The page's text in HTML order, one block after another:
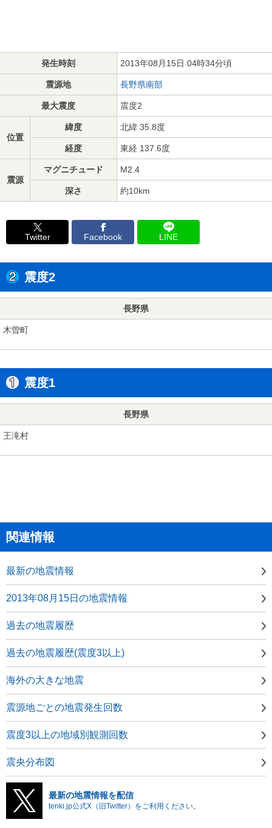
発生時刻 2013年08月15日 04時34分頃
震源地 長野県南部
最大震度 震度2
位置
緯度 北緯 35.8度
経度 東経 137.6度
震源
マグニチュード M2.4
深さ 約10km
Twitter Facebook LINE
震度2
長野県
木曽町
震度1
長野県
王滝村
関連情報
最新の地震情報
2013年08月15日の地震情報
過去の地震履歴
過去の地震履歴(震度3以上)
海外の大きな地震
震源地ごとの地震発生回数
震度3以上の地域別観測回数
震央分布図
最新の地震情報を配信
tenki.jp公式X（旧Twitter）をご利用ください。